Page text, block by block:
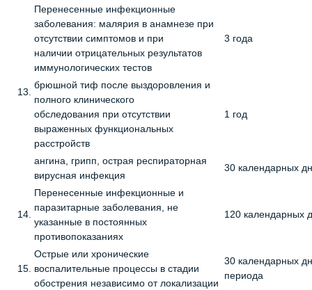
13.
Перенесенные инфекционные
заболевания: малярия в анамнезе при
отсутствии симптомов и при
наличии отрицательных результатов
иммунологических тестов
3 года
брюшной тиф после выздоровления и
полного клинического
обследования при отсутствии
выраженных функциональных
расстройств
1 год
ангина, грипп, острая респираторная
вирусная инфекция
30 календарных
14.
Перенесенные инфекционные и
паразитарные заболевания, не
указанные в постоянных
противопоказаниях
120 календарных
15.
Острые или хронические
воспалительные процессы в стадии
обострения независимо от локализации
30 календарных
периода